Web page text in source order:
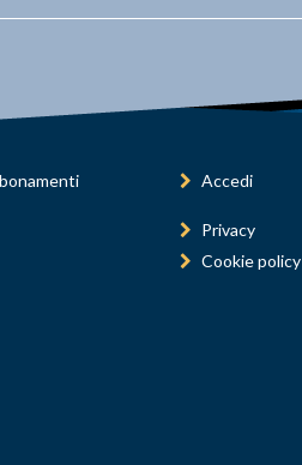
Accedi
Privacy
Cookie policy